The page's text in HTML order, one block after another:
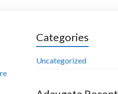
Categories
Uncategorized